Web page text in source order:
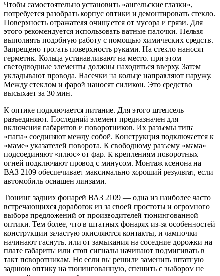
Чтобы самостоятельно установить «ангельские глазки»,
потребуется разобрать корпус оптики и демонтировать стекло.
Поверхность отражателя очищается от мусора и грязи. Для
этого рекомендуется использовать ватные палочки. Нельзя
выполнять подобную работу с помощью химических средств.
Запрещено трогать поверхность руками. На стекло наносят
герметик. Кольца устанавливают на место, при этом
светодиодные элементы должны находиться вверху. Затем
укладывают провода. Насечки на кольце направляют наружу.
Между стеклом и фарой наносят силикон. Это средство
высыхает за 30 мин.
К оптике подключается питание. Для этого штепсель
разъединяют. Последний элемент предназначен для
включения габаритов и поворотников. Их разъемы типа
«папа» соединяют между собой. Конструкция подключается к
«маме» указателей поворота. К свободному разъему «мама»
подсоединяют «плюс» от фар. К креплениям поворотных
огней подключают провод с минусом. Монтаж ксенона на
ВАЗ 2109 обеспечивает максимально хороший результат, если
автомобиль оснащен линзами.
Тюнинг задних фонарей ВАЗ 2109 — одна из наиболее часто
встречающихся доработок из за своей простоты и огромного
выбора предложений от производителей тюнингованной
оптики. Тем более, что в штатных фонарях из-за особенностей
конструкции зачастую окисляются контакты, и лампочки
начинают гаснуть, или от замыкания на соседние дорожки на
плате габариты или стоп сигналы начинают подмигивать в
такт поворотникам. Но если вы решили заменить штатную
заднюю оптику на тюнингованную, спешить с выбором не